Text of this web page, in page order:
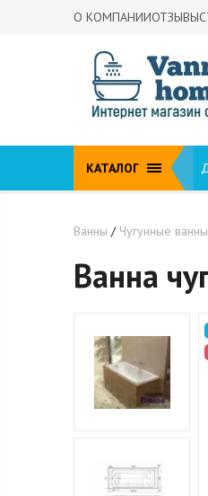
О КОМПАНИИОТЗЫВЫ
КАТАЛОГ
Ванны / Чугунные ванны
Ванна